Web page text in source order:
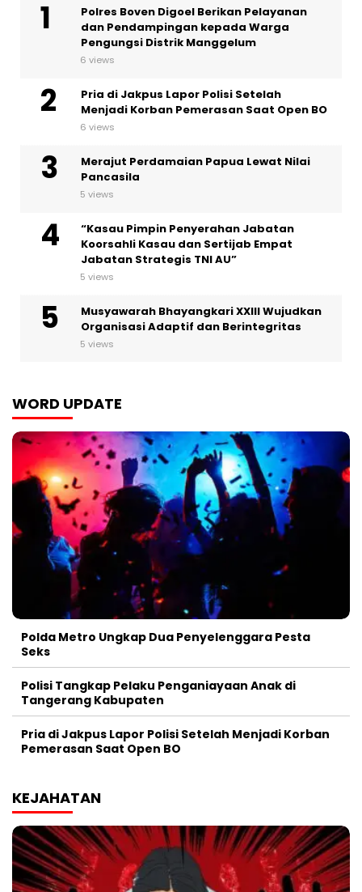
Polres Boven Digoel Berikan Pelayanan
dan Pendampingan kepada Warga
Pengungsi Distrik Manggelum
6 views
Pria di Jakpus Lapor Polisi Setelah
Menjadi Korban Pemerasan Saat Open BO
6 views
Merajut Perdamaian Papua Lewat Nilai
Pancasila
5 views
“Kasau Pimpin Penyerahan Jabatan
Koorsahli Kasau dan Sertijab Empat
Jabatan Strategis TNI AU”
5 views
Musyawarah Bhayangkari XXIII Wujudkan
Organisasi Adaptif dan Berintegritas
5 views
WORD UPDATE
Polda Metro Ungkap Dua Penyelenggara Pesta
Seks
Polisi Tangkap Pelaku Penganiayaan Anak di
Tangerang Kabupaten
Pria di Jakpus Lapor Polisi Setelah Menjadi Korban
Pemerasan Saat Open BO
KEJAHATAN